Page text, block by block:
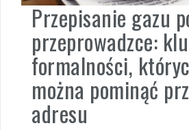
Przepisanie gazu
przeprowadzce:
formalności,
można pominąć
adresu